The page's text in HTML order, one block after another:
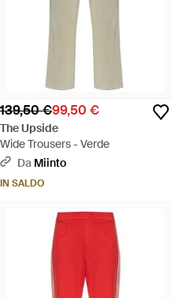
139,50 €99,50 €
The Upside
Wide Trousers - Verde
Da Miinto
IN SALDO